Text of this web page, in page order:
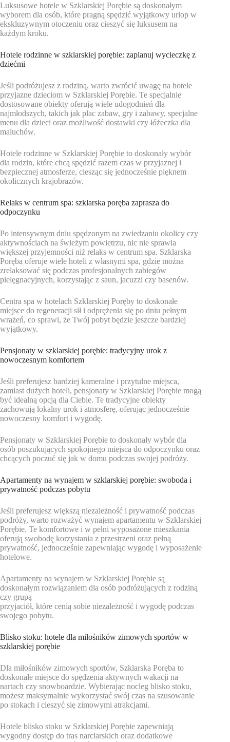
Luksusowe hotele w Szklarskiej Porębie są doskonałym
wyborem dla osób, które pragną spędzić wyjątkowy urlop w
ekskluzywnym otoczeniu oraz cieszyć się luksusem na
każdym kroku.
Hotele rodzinne w szklarskiej porębie: zaplanuj wycieczkę z
dziećmi
Jeśli podróżujesz z rodziną, warto zwrócić uwagę na hotele
przyjazne dzieciom w Szklarskiej Porębie. Te specjalnie
dostosowane obiekty oferują wiele udogodnień dla
najmłodszych, takich jak plac zabaw, gry i zabawy, specjalne
menu dla dzieci oraz możliwość dostawki czy łóżeczka dla
maluchów.
Hotele rodzinne w Szklarskiej Porębie to doskonały wybór
dla rodzin, które chcą spędzić razem czas w przyjaznej i
bezpiecznej atmosferze, ciesząc się jednocześnie pięknem
okolicznych krajobrazów.
Relaks w centrum spa: szklarska poręba zaprasza do
odpoczynku
Po intensywnym dniu spędzonym na zwiedzaniu okolicy czy
aktywnościach na świeżym powietrzu, nic nie sprawia
większej przyjemności niż relaks w centrum spa. Szklarska
Poręba oferuje wiele hoteli z własnymi spa, gdzie można
zrelaksować się podczas profesjonalnych zabiegów
pielęgnacyjnych, korzystając z saun, jacuzzi czy basenów.
Centra spa w hotelach Szklarskiej Poręby to doskonałe
miejsce do regeneracji sił i odprężenia się po dniu pełnym
wrażeń, co sprawi, że Twój pobyt będzie jeszcze bardziej
wyjątkowy.
Pensjonaty w szklarskiej porębie: tradycyjny urok z
nowoczesnym komfortem
Jeśli preferujesz bardziej kameralne i przytulne miejsca,
zamiast dużych hoteli, pensjonaty w Szklarskiej Porębie mogą
być idealną opcją dla Ciebie. Te tradycyjne obiekty
zachowują lokalny urok i atmosferę, oferując jednocześnie
nowoczesny komfort i wygodę.
Pensjonaty w Szklarskiej Porębie to doskonały wybór dla
osób poszukujących spokojnego miejsca do odpoczynku oraz
chcących poczuć się jak w domu podczas swojej podróży.
Apartamenty na wynajem w szklarskiej porębie: swoboda i
prywatność podczas pobytu
Jeśli preferujesz większą niezależność i prywatność podczas
podróży, warto rozważyć wynajem apartamentu w Szklarskiej
Porębie. Te komfortowe i w pełni wyposażone mieszkania
oferują swobodę korzystania z przestrzeni oraz pełną
prywatność, jednocześnie zapewniając wygodę i wyposażenie
hotelowe.
Apartamenty na wynajem w Szklarskiej Porębie są
doskonałym rozwiązaniem dla osób podróżujących z rodziną
czy grupą
przyjaciół, które cenią sobie niezależność i wygodę podczas
swojego pobytu.
Blisko stoku: hotele dla miłośników zimowych sportów w
szklarskiej porębie
Dla miłośników zimowych sportów, Szklarska Poręba to
doskonałe miejsce do spędzenia aktywnych wakacji na
nartach czy snowboardzie. Wybierając nocleg blisko stoku,
możesz maksymalnie wykorzystać swój czas na szusowanie
po stokach i cieszyć się zimowymi atrakcjami.
Hotele blisko stoku w Szklarskiej Porębie zapewniają
wygodny dostęp do tras narciarskich oraz dodatkowe